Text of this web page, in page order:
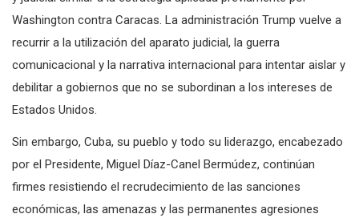
Washington contra Caracas. La administración Trump vuelve a
recurrir a la utilización del aparato judicial, la guerra
comunicacional y la narrativa internacional para intentar aislar y
debilitar a gobiernos que no se subordinan a los intereses de
Estados Unidos.
Sin embargo, Cuba, su pueblo y todo su liderazgo, encabezado
por el Presidente, Miguel Díaz-Canel Bermúdez, continúan
firmes resistiendo el recrudecimiento de las sanciones
económicas, las amenazas y las permanentes agresiones